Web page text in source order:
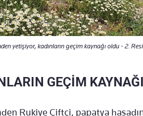
yetişiyor, kadınların geçim kaynağı oldu - 2.
GEÇİM
Rukiye Çiftçi, papatya